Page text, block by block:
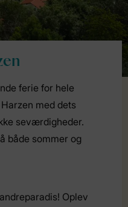
ferie for hele
med dets
seværdigheder.
både sommer og
Oplev